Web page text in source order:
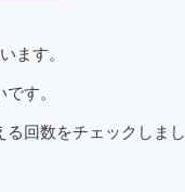
ます。
す。
回数をチェックしまし